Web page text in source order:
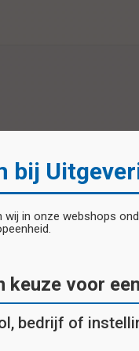
bij
wij in onze webshops
keuze voor
bedrijf of